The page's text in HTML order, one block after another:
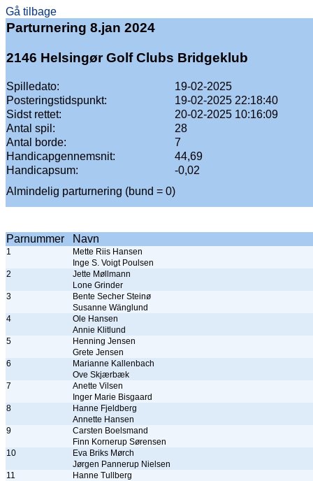
Gå tilbage
Parturnering 8.jan 2024
2146 Helsingør Golf Clubs Bridgeklub
Spilledato:
19-02-2025
Posteringstidspunkt:
19-02-2025 22:18:40
Sidst rettet:
20-02-2025 10:16:09
Antal spil:
28
Antal borde:
7
Handicapgennemsnit:
44,69
Handicapsum:
-0,02
Almindelig parturnering (bund = 0)
Parnummer Navn
1
Mette Riis Hansen
Inge S. Voigt Poulsen
2
Jette Møllmann
Lone Grinder
3
Bente Secher Steinø
Susanne Wänglund
4
Ole Hansen
Annie Klitlund
5
Henning Jensen
Grete Jensen
6
Marianne Kallenbach
Ove Skjærbæk
7
Anette Vilsen
Inger Marie Bisgaard
8
Hanne Fjeldberg
Annette Hansen
9
Carsten Boelsmand
Finn Kornerup Sørensen
10
Eva Briks Mørch
Jørgen Pannerup Nielsen
11
Hanne Tullberg